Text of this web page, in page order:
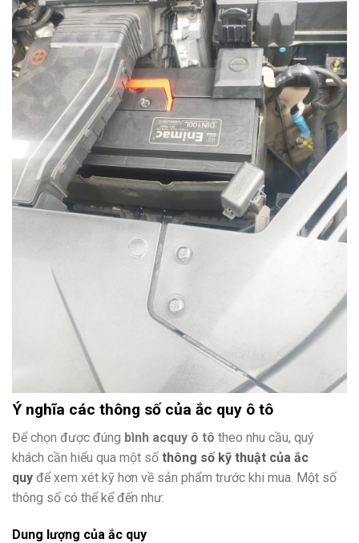
Ý nghĩa các thông số của ắc quy ô tô
Để chọn được đúng bình acquy ô tô theo nhu cầu, quý
khách cần hiểu qua một số thông số kỹ thuật của ắc
quy để xem xét kỹ hơn về sản phẩm trước khi mua. Một số
thông số có thể kể đến như:
Dung lượng của ắc quy